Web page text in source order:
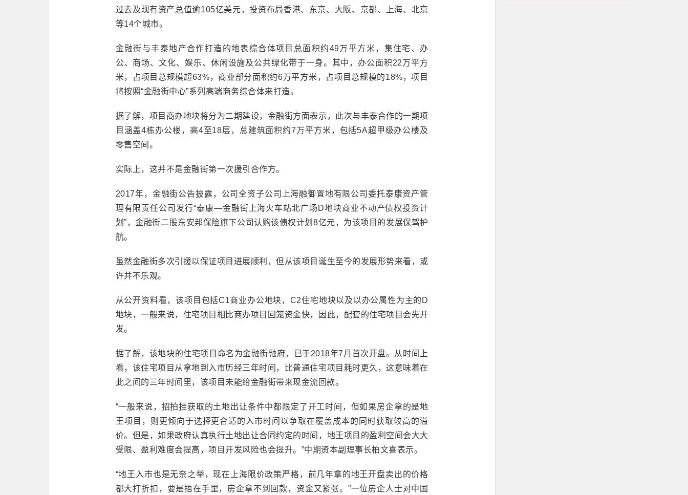
过去及现有资产总值逾105亿美元，投资布局香港、东京、大阪、京都、上海、北京
等14个城市。
金融街与丰泰地产合作打造的地表综合体项目总面积约49万平方米，集住宅、办
公、商场、文化、娱乐、休闲设施及公共绿化带于一身。其中，办公面积22万平方
米，占项目总规模超63%，商业部分面积约6万平方米，占项目总规模的18%，项目
将按照“金融街中心”系列高端商务综合体来打造。
据了解，项目商办地块将分为二期建设，金融街方面表示，此次与丰泰合作的一期项
目涵盖4栋办公楼，高4至18层，总建筑面积约7万平方米，包括5A超甲级办公楼及
零售空间。
实际上，这并不是金融街第一次援引合作方。
2017年，金融街公告披露，公司全资子公司上海融御置地有限公司委托泰康资产管
理有限责任公司发行“泰康—金融街上海火车站北广场D地块商业不动产债权投资计
划”，金融街二股东安邦保险旗下公司认购该债权计划8亿元，为该项目的发展保驾护
航。
虽然金融街多次引援以保证项目进展顺利，但从该项目诞生至今的发展形势来看，或
许并不乐观。
从公开资料看，该项目包括C1商业办公地块，C2住宅地块以及以办公属性为主的D
地块，一般来说，住宅项目相比商办项目回笼资金快，因此，配套的住宅项目会先开
发。
据了解，该地块的住宅项目命名为金融街融府，已于2018年7月首次开盘。从时间上
看，该住宅项目从拿地到入市历经三年时间，比普通住宅项目耗时更久，这意味着在
此之间的三年时间里，该项目未能给金融街带来现金流回款。
“一般来说，招拍挂获取的土地出让条件中都限定了开工时间，但如果房企拿的是地
王项目，则更倾向于选择更合适的入市时间以争取在覆盖成本的同时获取较高的溢
价。但是，如果政府认真执行土地出让合同约定的时间，地王项目的盈利空间会大大
受限、盈利难度会提高，项目开发风险也会提升。”中期资本副理事长柏文喜表示。
“地王入市也是无奈之举，现在上海限价政策严格，前几年拿的地王开盘卖出的价格
都大打折扣，要是捂在手里，房企拿不到回款，资金又紧张。”一位房企人士对中国